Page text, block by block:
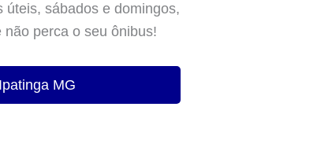
sábados e domingos,
perca o seu ônibus!
MG